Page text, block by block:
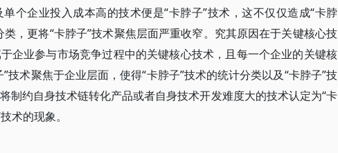
个企业投入成本高的技术便是“卡脖子”技术，这不仅仅造成“卡脖
，更将“卡脖子”技术聚焦层面严重收窄。究其原因在于关键核心技
企业参与市场竞争过程中的关键核心技术，且每一个企业的关键核
技术聚焦于企业层面，使得“卡脖子”技术的统计分类以及“卡脖子”技
制约自身技术链转化产品或者自身技术开发难度大的技术认定为“卡
术的现象。